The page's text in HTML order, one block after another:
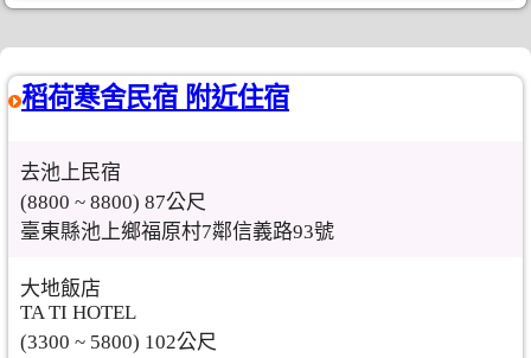
稻荷寒舍民宿 附近住宿
去池上民宿
(8800 ~ 8800) 87公尺
臺東縣池上鄉福原村7鄰信義路93號
大地飯店
TA TI HOTEL
(3300 ~ 5800) 102公尺